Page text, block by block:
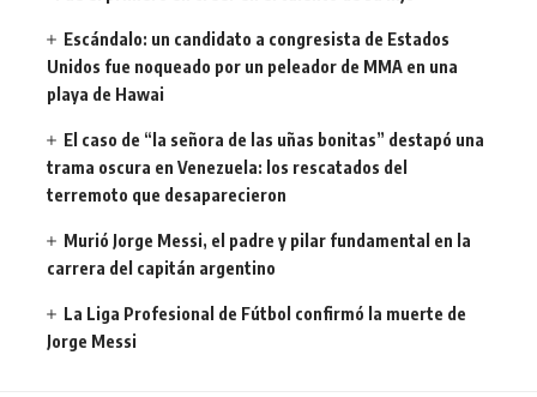
Escándalo: un candidato a congresista de Estados
Unidos fue noqueado por un peleador de MMA en una
playa de Hawai
El caso de “la señora de las uñas bonitas” destapó una
trama oscura en Venezuela: los rescatados del
terremoto que desaparecieron
Murió Jorge Messi, el padre y pilar fundamental en la
carrera del capitán argentino
La Liga Profesional de Fútbol confirmó la muerte de
Jorge Messi